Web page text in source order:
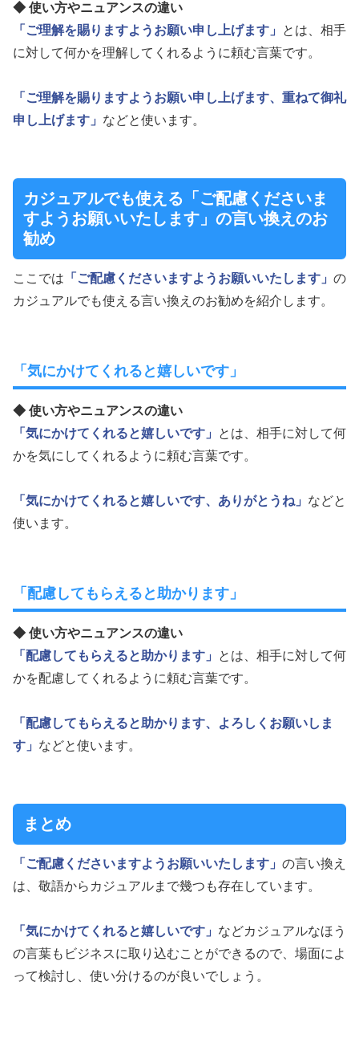
◆ 使い方やニュアンスの違い
「ご理解を賜りますようお願い申し上げます」
とは、相手
に対して何かを理解してくれるように頼む言葉です。
「ご理解を賜りますようお願い申し上げます、重ねて御礼
申し上げます」 などと使います。
カジュアルでも使える「ご配慮くださいま
すようお願いいたします」の言い換えのお
勧め
ここでは 「ご配慮くださいますようお願いいたします」 の
カジュアルでも使える言い換えのお勧めを紹介します。
「気にかけてくれると嬉しいです」
◆ 使い方やニュアンスの違い
「気にかけてくれると嬉しいです」
とは、相手に対して何
かを気にしてくれるように頼む言葉です。
「気にかけてくれると嬉しいです、ありがとうね」 などと
使います。
「配慮してもらえると助かります」
◆ 使い方やニュアンスの違い
「配慮してもらえると助かります」
とは、相手に対して何
かを配慮してくれるように頼む言葉です。
「配慮してもらえると助かります、よろしくお願いしま
す」 などと使います。
まとめ
「ご配慮くださいますようお願いいたします」 の言い換え
は、敬語からカジュアルまで幾つも存在しています。
「気にかけてくれると嬉しいです」 などカジュアルなほう
の言葉もビジネスに取り込むことができるので、場面によ
って検討し、使い分けるのが良いでしょう。